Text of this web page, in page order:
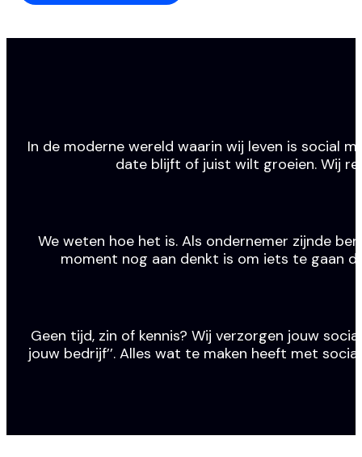
In de moderne wereld waarin wij leven is social
date blijft of juist wilt groeien. Wij
We weten hoe het is. Als ondernemer zijnde
moment nog aan denkt is om iets te gaan
Geen tijd, zin of kennis? Wij verzorgen jouw
jouw bedrijf’’. Alles wat te maken heeft met